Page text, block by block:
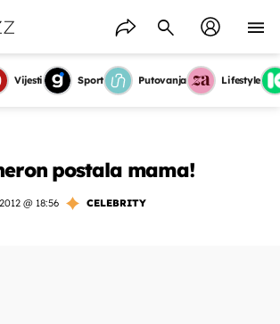
Vijesti Sport Putovanja Lifestyle
postala mama!
@ 18:56
CELEBRITY